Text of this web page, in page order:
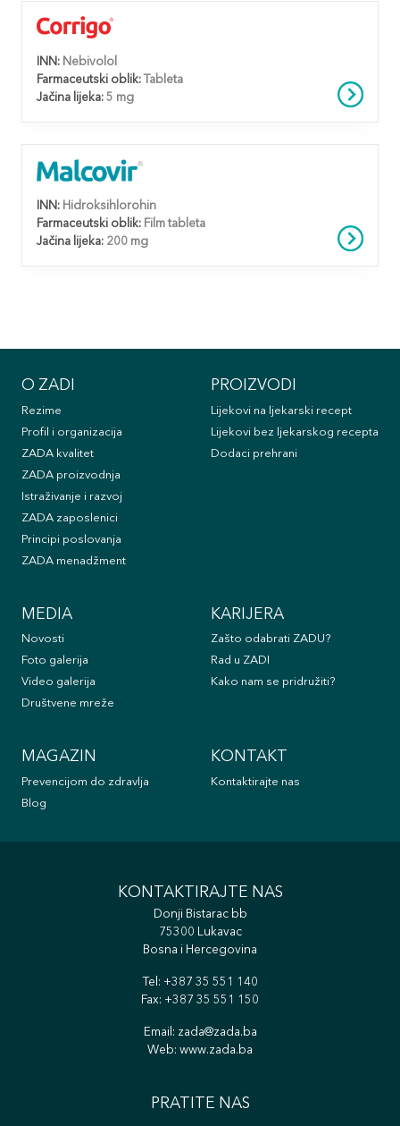
INN: Nebivolol
Farmaceutski oblik:
Tableta
Jačina lijeka: 5 mg
INN: Hidroksihlorohin
Farmaceutski oblik: Film tableta
Jačina lijeka: 200 mg
O ZADI
Rezime
Profil i organizacija
ZADA kvalitet
ZADA proizvodnja
Istraživanje i razvoj
ZADA zaposlenici
Principi poslovanja
ZADA menadžment
PROIZVODI
Lijekovi na ljekarski recept
Lijekovi bez ljekarskog recepta
Dodaci prehrani
MEDIA
Novosti
Foto galerija
Video galerija
Društvene mreže
KARIJERA
Zašto odabrati ZADU?
Rad u ZADI
Kako nam se pridružiti?
MAGAZIN
Prevencijom do zdravlja
Blog
KONTAKT
Kontaktirajte nas
KONTAKTIRAJTE NAS
Donji Bistarac bb
75300 Lukavac
Bosna i Hercegovina
Tel: +387 35 551 140
Fax: +387 35 551 150
Email: zada@zada.ba
Web: www.zada.ba
PRATITE NAS